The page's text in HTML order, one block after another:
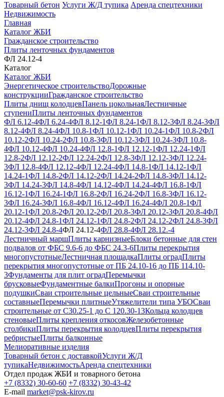
Товарный бетон Услуги Ж/Д тупика Аренда спецтехники
Недвижимость
Главная
Каталог ЖБИ
Гражданское строительство
Плиты ленточных фундаментов
ФЛ 24.12-4
Каталог
Каталог ЖБИ
Энергетическое строительствоДорожные
конструкцииГражданское строительство
Плиты днищ колодцевПанель цокольнаяЛестничные
ступениПлиты ленточных фундаментов
ФЛ 6.12-4ФЛ 6.24-4ФЛ 8.12-1ФЛ 8.24-1ФЛ 8.12-3ФЛ 8.24-3ФЛ
8.12-4ФЛ 8.24-4ФЛ 10.8-1ФЛ 10.12-1ФЛ 10.24-1ФЛ 10.8-2ФЛ
10.12-2ФЛ 10.24-2ФЛ 10.8-3ФЛ 10.12-3ФЛ 10.24-3ФЛ 10.8-
4ФЛ 10.12-4ФЛ 10.24-4ФЛ 12.8-1ФЛ 12.12-1ФЛ 12.24-1ФЛ
12.8-2ФЛ 12.12-2ФЛ 12.24-2ФЛ 12.8-3ФЛ 12.12-3ФЛ 12.24-
3ФЛ 12.8-4ФЛ 12.12-4ФЛ 12.24-4ФЛ 14.8-1ФЛ 14.12-1ФЛ
14.24-1ФЛ 14.8-2ФЛ 14.12-2ФЛ 14.24-2ФЛ 14.8-3ФЛ 14.12-
3ФЛ 14.24-3ФЛ 14.8-4ФЛ 14.12-4ФЛ 14.24-4ФЛ 16.8-1ФЛ
16.12-1ФЛ 16.24-1ФЛ 16.8-2ФЛ 16.24-2ФЛ 16.8-3ФЛ 16.12-
3ФЛ 16.24-3ФЛ 16.8-4ФЛ 16.12-4ФЛ 16.24-4ФЛ 20.8-1ФЛ
20.12-1ФЛ 20.8-2ФЛ 20.12-2ФЛ 20.8-3ФЛ 20.12-3ФЛ 20.8-4ФЛ
20.12-4ФЛ 24.8-1ФЛ 24.12-1ФЛ 24.8-2ФЛ 24.12-2ФЛ 24.8-3ФЛ
24.12-3ФЛ 24.8-4ФЛ 24.12-4ФЛ 28.8-4ФЛ 28.12.-4
Лестничный маршПлиты карнизныеБлоки бетонные для стен
подвалов от ФБС 9.6-6 до ФБС 24.3-6Плиты перекрытия
многопустотныеЛестничная площадкаПлиты оградПлиты
перекрытия многопустотные от ПБ 24.10-16 до ПБ 114.10-
3Фундаменты для плит оградПеремычки
брусковыеФундаментные балкиПрогоны и опорные
подушкиСваи строительные цельныеСваи строительные
составныеПеремычки плитныеУтяжелители типа УБОСваи
строительные от С30.25-1 до С 120.30-13Кольца колодцев
стеновыеПлиты крепления откосовЖелезобетонные
столбикиПлиты перекрытия колодцевПлиты перекрытия
ребристыеПлиты балконные
Мелиоративные изделия
Товарный бетон с доставкойУслуги Ж/Д
тупикаНедвижимостьАренда спецтехники
Отдел продаж ЖБИ и товарного бетона
+7 (8332) 30-60-60 +7 (8332) 30-43-42
E-mail market@psk-kirov.ru